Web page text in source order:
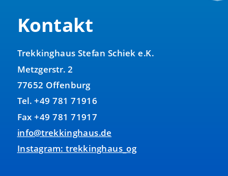
Kontakt
Trekkinghaus Stefan Schiek e.K.
Metzgerstr. 2
77652 Offenburg
Tel. +49 781 71916
Fax +49 781 71917
info@trekkinghaus.de
Instagram: trekkinghaus_og